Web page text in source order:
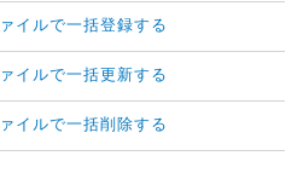
イルで一括登録する
イルで一括更新する
イルで一括削除する